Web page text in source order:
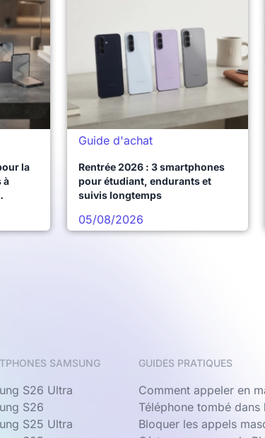
la
à
Guide d'achat
Rentrée 2026 : 3 smartphones
pour étudiant, endurants et
suivis longtemps
05/08/2026
SAMSUNG
S26 Ultra
S26
S25 Ultra
GUIDES PRATIQUES
Comment appeler en
Téléphone tombé dans
Bloquer les appels